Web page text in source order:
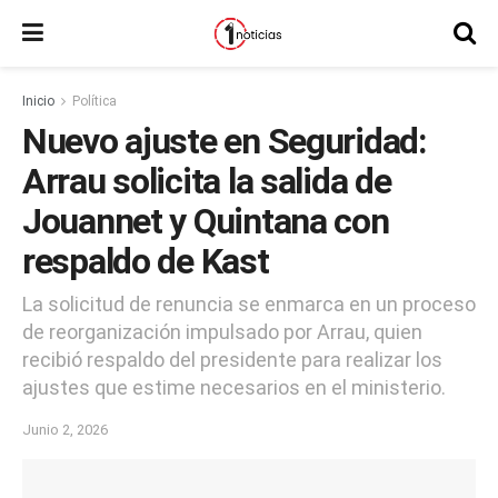
Inicio Política
Nuevo ajuste en Seguridad:
Arrau solicita la salida de
Jouannet y Quintana con
respaldo de Kast
La solicitud de renuncia se enmarca en un proceso
de reorganización impulsado por Arrau, quien
recibió respaldo del presidente para realizar los
ajustes que estime necesarios en el ministerio.
Junio 2, 2026